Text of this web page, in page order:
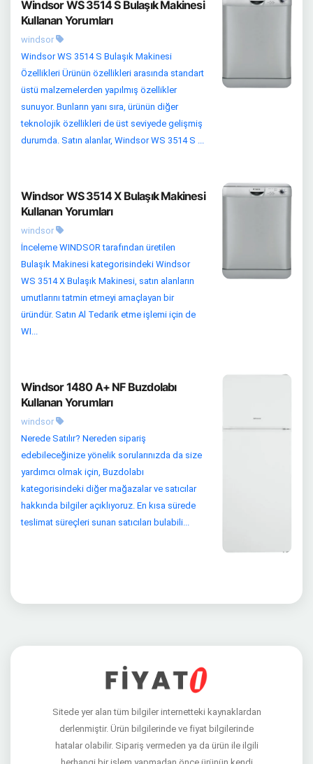
Windsor WS 3514 S Bulaşık Makinesi
Kullanan Yorumları
windsor
Windsor WS 3514 S Bulaşık Makinesi
Özellikleri Ürünün özellikleri arasında standart
üstü malzemelerden yapılmış özellikler
sunuyor. Bunların yanı sıra, ürünün diğer
teknolojik özellikleri de üst seviyede gelişmiş
durumda. Satın alanlar, Windsor WS 3514 S ...
Windsor WS 3514 X Bulaşık Makinesi
Kullanan Yorumları
windsor
İnceleme WINDSOR tarafından üretilen
Bulaşık Makinesi kategorisindeki Windsor
WS 3514 X Bulaşık Makinesi, satın alanların
umutlarını tatmin etmeyi amaçlayan bir
üründür. Satın Al Tedarik etme işlemi için de
WI...
Windsor 1480 A+ NF Buzdolabı
Kullanan Yorumları
windsor
Nerede Satılır? Nereden sipariş
edebileceğinize yönelik sorularınızda da size
yardımcı olmak için, Buzdolabı
kategorisindeki diğer mağazalar ve satıcılar
hakkında bilgiler açıklıyoruz. En kısa sürede
teslimat süreçleri sunan satıcıları bulabili...
Sitede yer alan tüm bilgiler internetteki kaynaklardan
derlenmiştir. Ürün bilgilerinde ve fiyat bilgilerinde
hatalar olabilir. Sipariş vermeden ya da ürün ile ilgili